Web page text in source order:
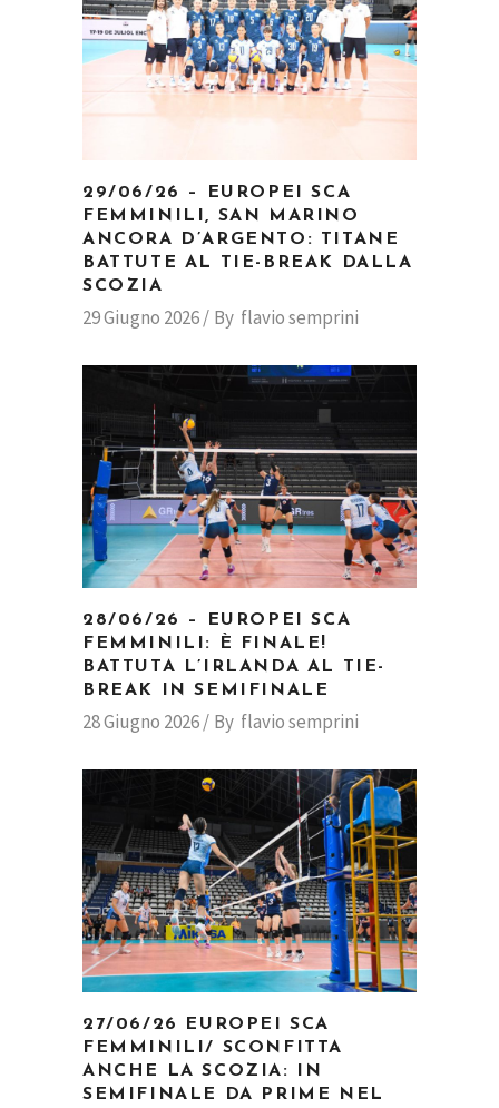
29/06/26 – EUROPEI SCA
FEMMINILI, SAN MARINO
ANCORA D’ARGENTO: TITANE
BATTUTE AL TIE-BREAK DALLA
SCOZIA
29 Giugno 2026 By flavio semprini
28/06/26 – EUROPEI SCA
FEMMINILI: È FINALE!
BATTUTA L’IRLANDA AL TIE-
BREAK IN SEMIFINALE
28 Giugno 2026 By flavio semprini
27/06/26 EUROPEI SCA
FEMMINILI/ SCONFITTA
ANCHE LA SCOZIA: IN
SEMIFINALE DA PRIME NEL